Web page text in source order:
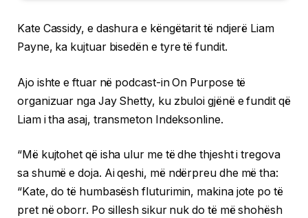
Kate Cassidy, e dashura e këngëtarit të ndjerë Liam
Payne, ka kujtuar bisedën e tyre të fundit.
Ajo ishte e ftuar në podcast-in On Purpose të
organizuar nga Jay Shetty, ku zbuloi gjënë e fundit që
Liam i tha asaj, transmeton Indeksonline.
“Më kujtohet që isha ulur me të dhe thjesht i tregova
sa shumë e doja. Ai qeshi, më ndërpreu dhe më tha:
“Kate, do të humbasësh fluturimin, makina jote po të
pret në oborr. Po sillesh sikur nuk do të më shohësh